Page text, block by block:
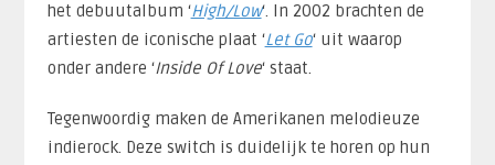
het debuutalbum ‘High/Low‘. In 2002 brachten de
artiesten de iconische plaat ‘Let Go‘ uit waarop
onder andere ‘Inside Of Love‘ staat.
Tegenwoordig maken de Amerikanen melodieuze
indierock. Deze switch is duidelijk te horen op hun